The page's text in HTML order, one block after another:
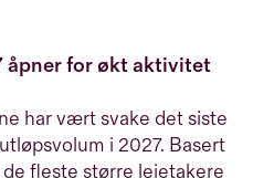
åpner for økt aktivitet
har vært svake det siste
i 2027. Basert
fleste større leietakere